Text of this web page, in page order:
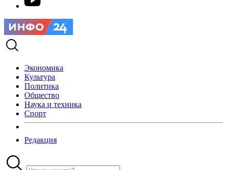
Экономика
Культура
Политика
Общество
Наука и техника
Спорт
Редакция